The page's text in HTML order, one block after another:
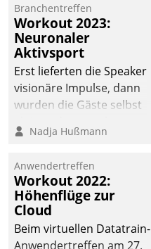
Mammutprojekte
meistern und Workloads
wuppen – bei zunehmend
anspruchsvollen
Aufgaben und
abnehmendem
Branchentreffen
Workout 2023:
Neuronaler
Aktivsport
Erst lieferten die Speaker
visionäre Impulse, dann
wurden die Gäste selbst
methodisch
Quartier. Dazwischen
zeigte Datatrain, was es
Neues zu bieten hat.
Nadja Hußmann
Anwendertreffen
Workout 2022:
Höhenflüge zur
Cloud
Beim virtuellen Datatrain-
Anwendertreffen am 27.